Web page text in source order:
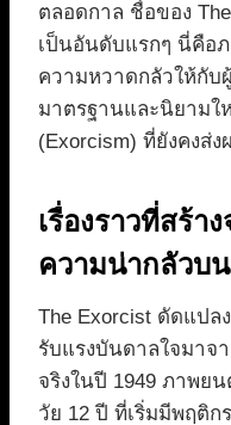
ตลอดกาล ชื่อของ
เป็นอันดับแรกๆ นี่คือ
ความหวาดกลัวให้กับ
มาตรฐานและนิยามใ
(Exorcism) ที่ยังคงส่
เรื่องราวที่สร้า
ความน่ากลัวบน
The Exorcist ดัดแป
รับแรงบันดาลใจมาจ
จริงในปี 1949 ภาพยน
วัย 12 ปี ที่เริ่มมีพฤติก